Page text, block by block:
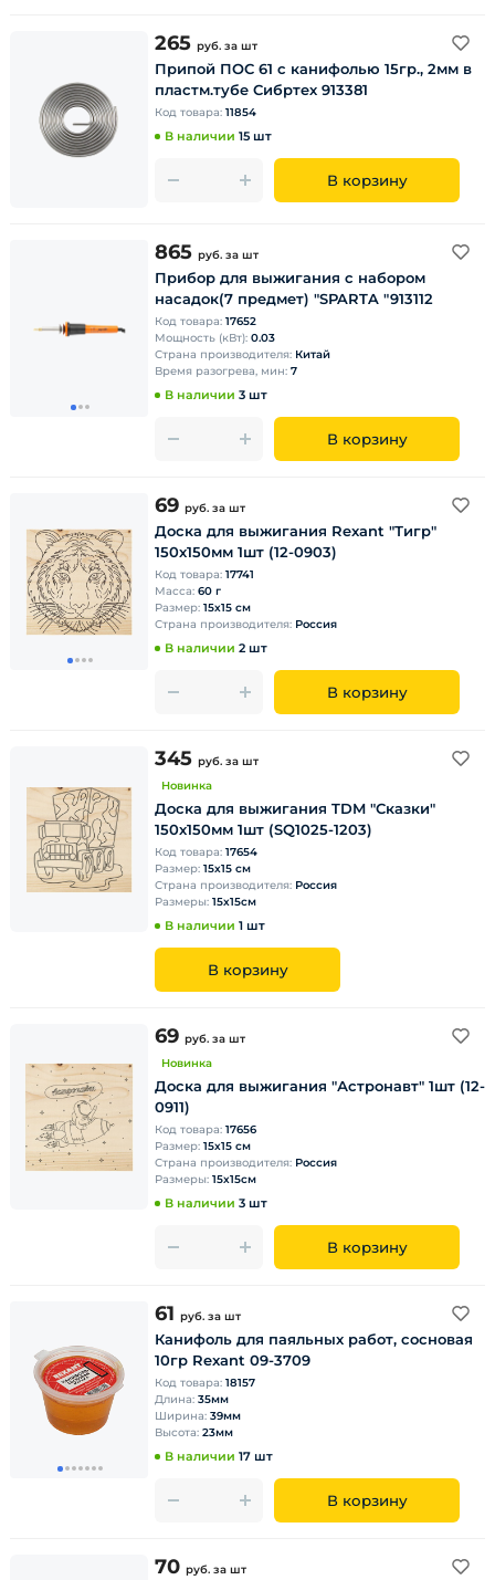
265 руб. за шт
Припой ПОС 61 с канифолью 15гр., 2мм в
пластм.тубе Сибртех 913381
Код товара: 11854
В наличии 15 шт
В корзину
865 руб. за шт
Прибор для выжигания с набором
насадок(7 предмет) "SPARTA "913112
Код товара: 17652
Мощность (кВт): 0.03
Страна производителя: Китай
Время разогрева, мин: 7
В наличии 3 шт
В корзину
69 руб. за шт
Доска для выжигания Rexant "Тигр"
150х150мм 1шт (12-0903)
Код товара: 17741
Масса: 60 г
Размер: 15х15 см
Страна производителя: Россия
В наличии 2 шт
В корзину
345 руб. за шт
Новинка
Доска для выжигания TDM "Сказки"
150х150мм 1шт (SQ1025-1203)
Код товара: 17654
Размер: 15х15 см
Страна производителя: Россия
Размеры: 15х15см
В наличии 1 шт
В корзину
69 руб. за шт
Новинка
Доска для выжигания "Астронавт" 1шт (12-
0911)
Код товара: 17656
Размер: 15х15 см
Страна производителя: Россия
Размеры: 15х15см
В наличии 3 шт
В корзину
61 руб. за шт
Канифоль для паяльных работ, сосновая
10гр Rexant 09-3709
Код товара: 18157
Длина: 35мм
Ширина: 39мм
Высота: 23мм
В наличии 17 шт
В корзину
70 руб. за шт